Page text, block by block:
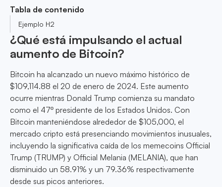
Tabla de contenido
Ejemplo H2
¿Qué está impulsando el actual
aumento de Bitcoin?
Bitcoin ha alcanzado un nuevo máximo histórico de
$109,114.88 el 20 de enero de 2024. Este aumento
ocurre mientras Donald Trump comienza su mandato
como el 47º presidente de los Estados Unidos. Con
Bitcoin manteniéndose alrededor de $105,000, el
mercado cripto está presenciando movimientos inusuales,
incluyendo la significativa caída de los memecoins Official
Trump (TRUMP) y Official Melania (MELANIA), que han
disminuido un 58.91% y un 79.36% respectivamente
desde sus picos anteriores.